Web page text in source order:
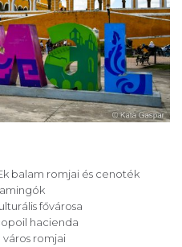
balam romjai és cenoték
fővárosa
hacienda
város romjai